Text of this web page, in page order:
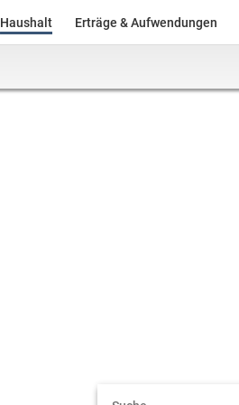
Haushalt Erträge & Aufwendungen